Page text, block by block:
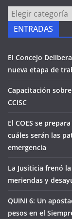
PÁGINAS
ENTRADAS
El Concejo
nueva etapa de
Capacitación
CCISC
El COES se
cuáles serán las
emergencia
La Jusiticia frenó
meriendas y
QUINI 6: Un
pesos en el